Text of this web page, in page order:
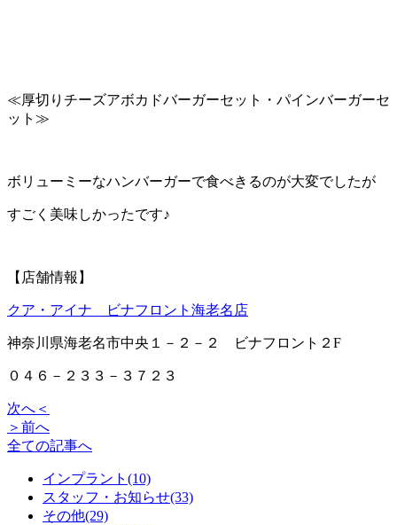
≪厚切りチーズアボカドバーガーセット・パインバーガーセ
ット≫
ボリューミーなハンバーガーで食べきるのが大変でしたが
すごく美味しかったです♪
【店舗情報】
クア・アイナ ビナフロント海老名店
神奈川県海老名市中央１－２－２ ビナフロント２F
０４６－２３３－３７２３
次へ＜
＞前へ
全ての記事へ
インプラント(10)
スタッフ・お知らせ(33)
その他(29)